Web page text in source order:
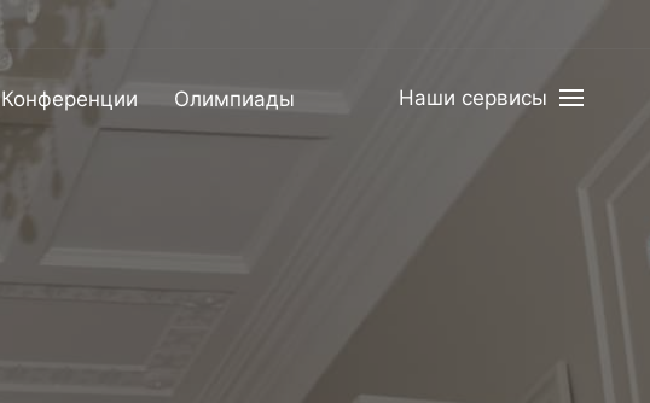
Конференции Олимпиады Наши сервисы